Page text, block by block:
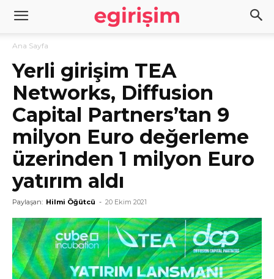
Ana Sayfa
Yerli girişim TEA
Networks, Diffusion
Capital Partners’tan 9
milyon Euro değerleme
üzerinden 1 milyon Euro
yatırım aldı
Paylaşan: Hilmi Öğütcü - 20 Ekim 2021